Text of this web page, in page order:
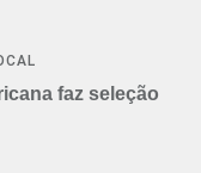
faz seleção